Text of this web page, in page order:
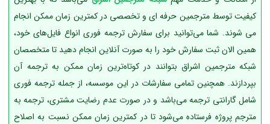
کیفیت توسط مترجمین حرفه ای و تخصصی در کمترین زمان ممکن انجام
می شوند. شما می‌توانید برای سفارش ترجمه فوری انواع فایل‌های خود،
همین الان ثبت سفارش خود را به صورت آنلاین انجام دهید تا متخصصان
شبکه مترجمین اشراق بتوانند در کوتاه‌ترین زمان ممکن به ترجمه آن
بپردازند. همچنین تمامی سفارشات در این موسسه، از جمله ترجمه فوری
شامل گارانتی ترجمه می‌باشد و در صورت عدم رضایت مشتری، ترجمه به
مترجم پروژه فرستاده می‌شود تا در کمترین زمان ممکن نسبت به اصلاح